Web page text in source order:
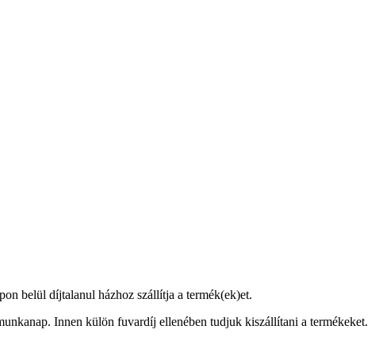
belül díjtalanul házhoz szállítja a termék(ek)et.
Innen külön fuvardíj ellenében tudjuk kiszállítani a termékeket.